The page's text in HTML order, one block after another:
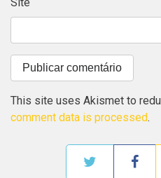
This site uses Akismet to
comment data is processed.